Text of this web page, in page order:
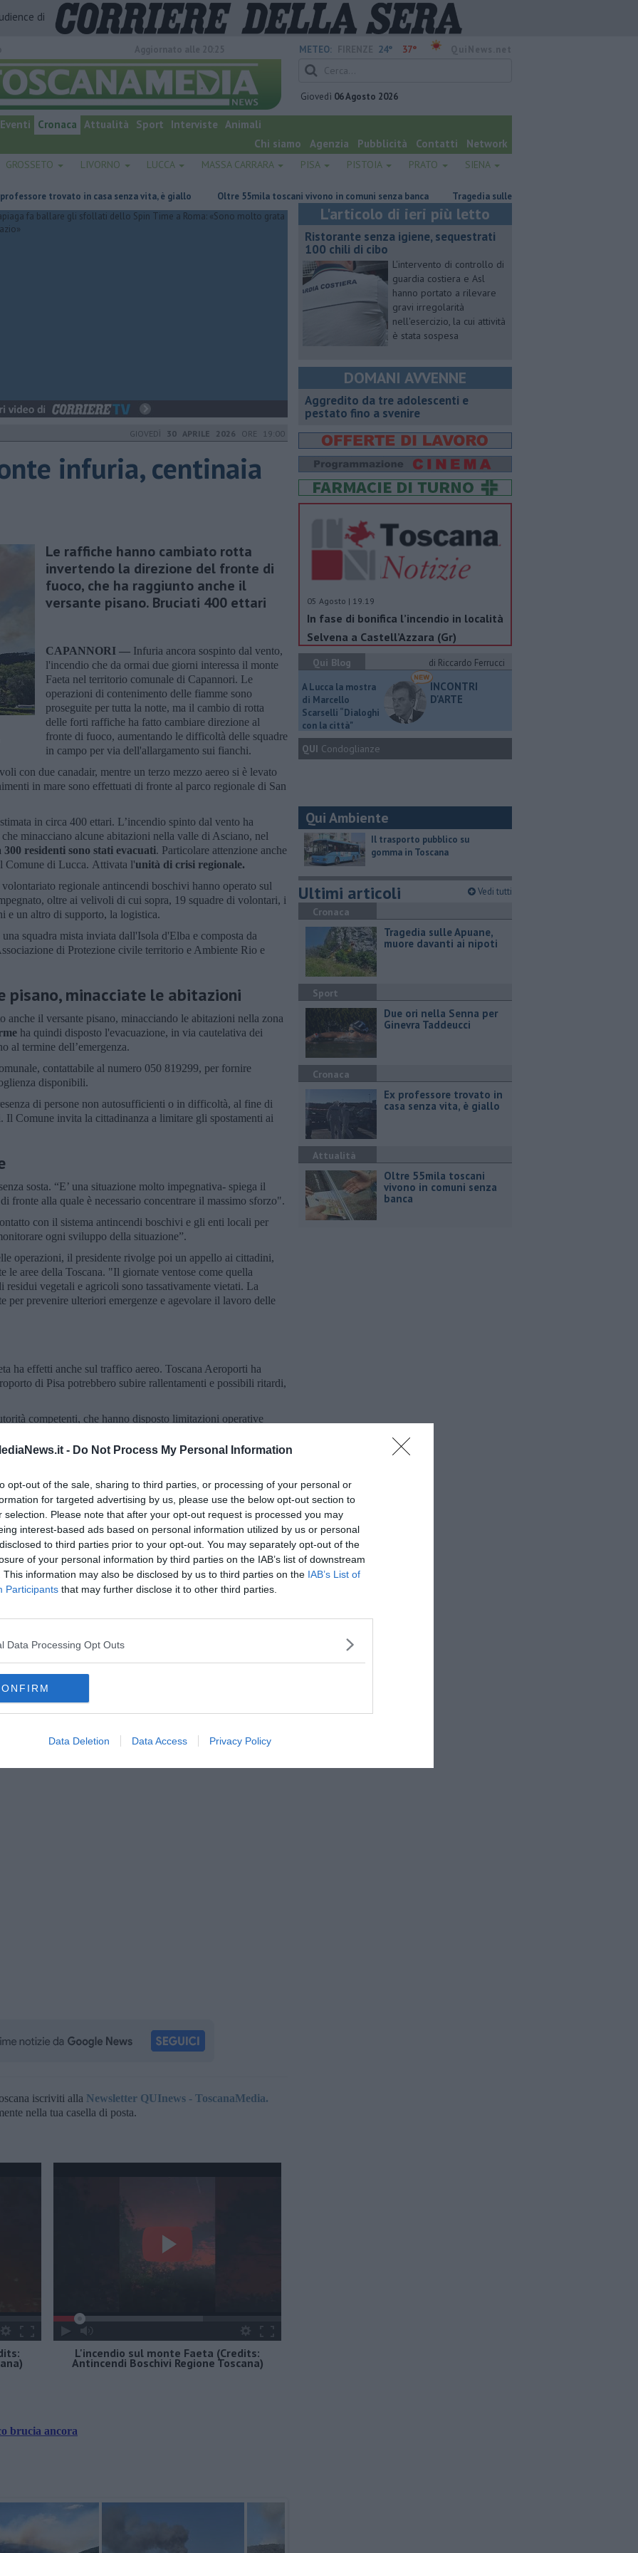
- Do Not Process My Personal Information
opt-out of the sale, sharing to third parties, or processing of your personal or
for targeted advertising by us, please use the below opt-out section to
selection. Please note that after your opt-out request is processed you may
interest-based ads based on personal information utilized by us or personal
to third parties prior to your opt-out. You may separately opt-out of the
of your personal information by third parties on the IAB’s list of downstream
This information may also be disclosed by us to third parties on the IAB’s List of
Participants that may further disclose it to other third parties.
Data Processing Opt Outs
Data Deletion Data Access Privacy Policy
di
METEO: 24° 37°
Giovedì 06 Agosto 2026
Eventi Cronaca Attualità Sport Interviste Animali
Chi siamo
Agenzia Pubblicità Contatti Network
GROSSETO LIVORNO LUCCA MASSA CARRARA PISA PISTOIA PRATO SIENA
in casa senza vita, è giallo Oltre 55mila toscani vivono in comuni senza banca Tragedia sulle Apuane, muore davanti ai nipoti
GIOVEDÌ 30 APRILE 2026 ORE 19:00
infuria, centinaia
Le raffiche hanno cambiato rotta
invertendo la direzione del fronte di
fuoco, che ha raggiunto anche il
versante pisano. Bruciati 400 ettari
CAPANNORI — Infuria ancora sospinto dal vento,
l'incendio che da ormai due giorni interessa il monte
Faeta nel territorio comunale di Capannori. Le
operazioni di contenimento delle fiamme sono
proseguite per tutta la notte, ma il cambio di rotta
delle forti raffiche ha fatto cambiare direzione al
fronte di fuoco, aumentando le difficoltà delle squadre
in campo per via dell'allargamento sui fianchi.
con due canadair, mentre un terzo mezzo aereo si è levato
in mare sono effettuati di fronte al parco regionale di San
in circa 400 ettari. L’incendio spinto dal vento ha
minacciano alcune abitazioni nella valle di Asciano, nel
300 residenti sono stati evacuati. Particolare attenzione anche
Comune di Lucca. Attivata l'unità di crisi regionale.
regionale antincendi boschivi hanno operato sul
oltre ai velivoli di cui sopra, 19 squadre di volontari, i
e un altro di supporto, la logistica.
squadra mista inviata dall'Isola d'Elba e composta da
di Protezione civile territorio e Ambiente Rio e
pisano, minacciate le abitazioni
anche il versante pisano, minacciando le abitazioni nella zona
ha quindi disposto l'evacuazione, in via cautelativa dei
al termine dell’emergenza.
contattabile al numero 050 819299, per fornire
disponibili.
di persone non autosufficienti o in difficoltà, al fine di
Il Comune invita la cittadinanza a limitare gli spostamenti ai
sosta. “E’ una situazione molto impegnativa- spiega il
fronte alla quale è necessario concentrare il massimo sforzo".
con il sistema antincendi boschivi e gli enti locali per
ogni sviluppo della situazione”.
operazioni, il presidente rivolge poi un appello ai cittadini,
le aree della Toscana. "Il giornate ventose come quella
vegetali e agricoli sono tassativamente vietati. La
per prevenire ulteriori emergenze e agevolare il lavoro delle
ha effetti anche sul traffico aereo. Toscana Aeroporti ha
di Pisa potrebbero subire rallentamenti e possibili ritardi,
competenti, che hanno disposto limitazioni operative
aeroportuali e permettere l’intervento dei mezzi
rogo.
aggiornamenti in base all’evoluzione dell’incendio e
il coordinamento con tutti gli enti coinvolti nella gestione
iscriviti alla Newsletter QUInews - ToscanaMedia.
nella tua casella di posta.
L'incendio sul monte Faeta (Credits:
Antincendi Boschivi Regione Toscana)
brucia ancora
L'articolo di ieri più letto
Ristorante senza igiene, sequestrati
100 chili di cibo
L'intervento di controllo di
guardia costiera e Asl
hanno portato a rilevare
gravi irregolarità
nell'esercizio, la cui attività
è stata sospesa
DOMANI AVVENNE
Aggredito da tre adolescenti e
pestato fino a svenire
05 Agosto | 19.19
In fase di bonifica l’incendio in località
Selvena a Castell’Azzara (Gr)
Qui Blog
di Riccardo Ferrucci
A Lucca la mostra
di Marcello
Scarselli “Dialoghi
con la città"
INCONTRI
D'ARTE
QUI Condoglianze
Qui Ambiente
​Il trasporto pubblico su
gomma in Toscana
Ultimi articoli Vedi tutti
Cronaca
Tragedia sulle Apuane,
muore davanti ai nipoti
Sport
Due ori nella Senna per
Ginevra Taddeucci
Cronaca
Ex professore trovato in
casa senza vita, è giallo
Attualità
Oltre 55mila toscani
vivono in comuni senza
banca